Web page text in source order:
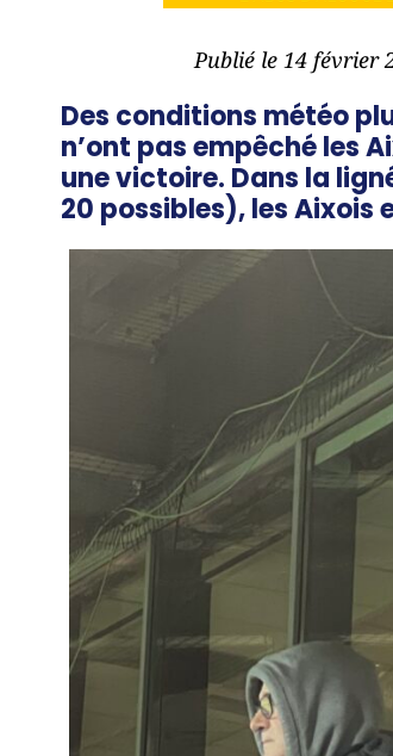
Publié le 14 février
Des conditions météo
n’ont pas empêché les
une victoire. Dans la
20 possibles), les Aixois